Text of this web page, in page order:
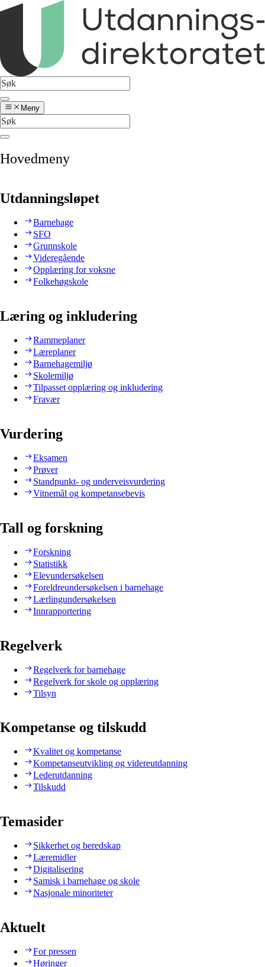
Meny
Hovedmeny
Utdanningsløpet
Barnehage
SFO
Grunnskole
Videregående
Opplæring for voksne
Folkehøgskole
Læring og inkludering
Rammeplaner
Læreplaner
Barnehagemiljø
Skolemiljø
Tilpasset opplæring og inkludering
Fravær
Vurdering
Eksamen
Prøver
Standpunkt- og underveisvurdering
Vitnemål og kompetansebevis
Tall og forskning
Forskning
Statistikk
Elevundersøkelsen
Foreldreundersøkelsen i barnehage
Lærlingundersøkelsen
Innrapportering
Regelverk
Regelverk for barnehage
Regelverk for skole og opplæring
Tilsyn
Kompetanse og tilskudd
Kvalitet og kompetanse
Kompetanseutvikling og videreutdanning
Lederutdanning
Tilskudd
Temasider
Sikkerhet og beredskap
Læremidler
Digitalisering
Samisk i barnehage og skole
Nasjonale minoriteter
Aktuelt
For pressen
Høringer